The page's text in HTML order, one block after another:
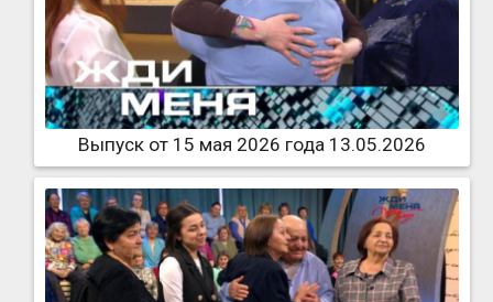
Выпуск от 15 мая 2026 года 13.05.2026